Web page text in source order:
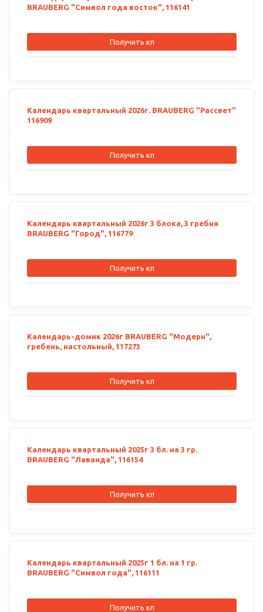
BRAUBERG "Символ года восток", 116141
Получить кп
Календарь квартальный 2026г. BRAUBERG "Рассвет"
116909
Получить кп
Календарь квартальный 2026г 3 блока, 3 гребня
BRAUBERG "Город", 116779
Получить кп
Календарь-домик 2026г BRAUBERG "Модерн",
гребень, настольный, 117273
Получить кп
Календарь квартальный 2025г 3 бл. на 3 гр.
BRAUBERG "Лаванда", 116154
Получить кп
Календарь квартальный 2025г 1 бл. на 1 гр.
BRAUBERG "Символ года", 116111
Получить кп